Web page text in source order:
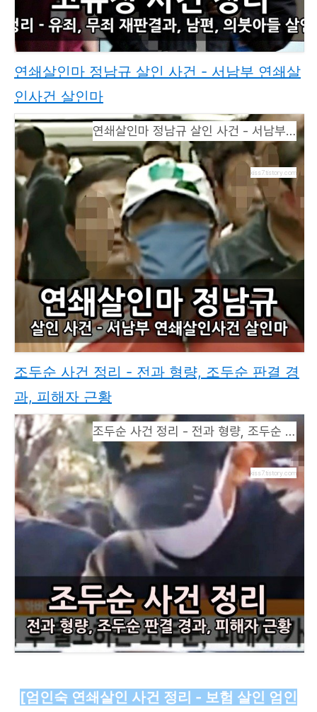
연쇄살인마 정남규 살인 사건 - 서남부 연쇄살
인사건 살인마
연쇄살인마 정남규 살인 사건 - 서남부 연쇄살인사건 살인마
kiss7.tistory.com
조두순 사건 정리 - 전과 형량, 조두순 판결 경
과, 피해자 근황
조두순 사건 정리 - 전과 형량, 조두순 판결 경과, 피해자 근황
kiss7.tistory.com
[엄인숙 연쇄살인 사건 정리 - 보험 살인 엄인